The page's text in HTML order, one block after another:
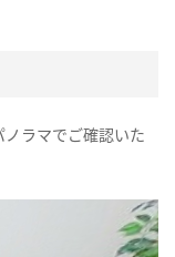
ラマでご確認いた